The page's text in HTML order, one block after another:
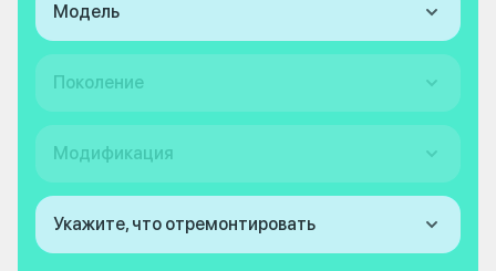
Модель
Поколение
Модификация
Укажите, что отремонтировать